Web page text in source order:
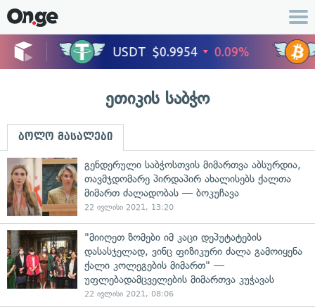
ეთიკის საბჭო
ბოლო მასალები
გენდერული საბჭოსთვის მიმართვა აბსურდია,
თავმჯდომარე პირდაპირ ახალისებს ქალთა
მიმართ ძალადობას — ბოკუჩავა
22 ივლისი 2021, 13:20
"მიიღეთ ზომები იმ კაცი დეპუტატების
დასასჯელად, ვინც ფიზიკური ძალა გამოიყენა
ქალი კოლეგების მიმართ" —
უფლებადამცველების მიმართვა კუჭავას
22 ივლისი 2021, 08:06